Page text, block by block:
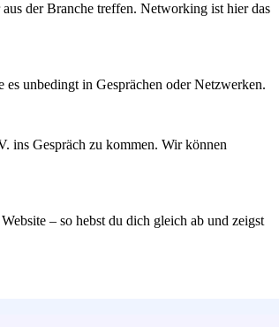
der Branche treffen. Networking ist hier das
unbedingt in Gesprächen oder Netzwerken.
ins Gespräch zu kommen. Wir können
– so hebst du dich gleich ab und zeigst